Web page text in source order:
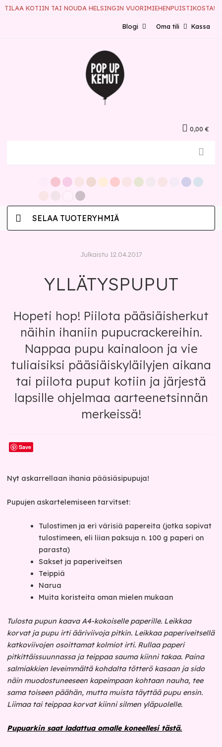
TILAA KOTIIN TAI NOUDA HELSINGIN VUORIMIEHENPUISTIKOSTA!
Kassa
Oma tili
Blogi
0,00 €
SELAA TUOTERYHMIÄ
Julkaistu 12.04.2017
YLLÄTYSPUPUT
Hopeti hop! Piilota pääsiäisherkut
näihin ihaniin pupucrackereihin.
Nappaa pupu kainaloon ja vie
tuliaisiksi pääsiäiskyläilyjen aikana
tai piilota puput kotiin ja järjestä
lapsille ohjelmaa aarteenetsinnän
merkeissä!
Save
Nyt askarrellaan ihania pääsiäsipupuja!
Pupujen askartelemiseen tarvitset:
Tulostimen ja eri värisiä papereita (jotka sopivat
tulostimeen, eli liian paksuja n. 100 g paperi on
parasta)
Sakset ja paperiveitsen
Teippiä
Narua
Muita koristeita oman mielen mukaan
Tulosta pupun kaava A4-kokoiselle paperille. Leikkaa
korvat ja pupu irti ääriviivoja pitkin. Leikkaa paperiveitsellä
katkoviivojen osoittamat kolmiot irti. Rullaa paperi
pitkittäissuunnassa ja teippaa sauma kiinni takaa. Paina
salmiakkien leveimmältä kohdalta tötterö kasaan ja sido
näin muodostuneeseen kapeimpaan kohtaan nauha, tee
sama toiseen päähän, mutta muista täyttää pupu ensin.
Liimaa tai teippaa korvat kiinni silmen yläpuolelle.
Pupuarkin saat ladattua omalle koneellesi tästä.